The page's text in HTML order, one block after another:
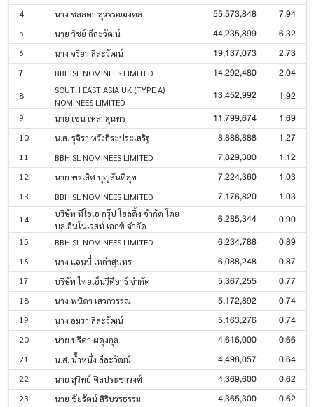
4 นาง ชลลดา สุวรรณมงคล 55,573,848 7.94
5 นาย วิชย์ ลีละวัฒน์ 44,235,899 6.32
6 นาง จริยา ลีละวัฒน์ 19,137,073 2.73
7 BBHISL NOMINEES LIMITED 14,292,480 2.04
8
SOUTH EAST ASIA UK (TYPE A)
NOMINEES LIMITED
13,452,992 1.92
9 นาย เชน เหล่าสุนทร 11,799,674 1.69
10 น.ส. รุจิรา หวังธีระประเสริฐ 8,888,888 1.27
11 BBHISL NOMINEES LIMITED 7,829,300 1.12
12 นาย พรเลิศ บุญสันติสุข 7,224,360 1.03
13 BBHISL NOMINEES LIMITED 7,176,820 1.03
14
บริษัท ทีโอเอ กรุ๊ป โฮลดิ้ง จำกัด โดย
บล.อินโนเวสท์ เอกซ์ จำกัด
6,285,344 0.90
15 BBHISL NOMINEES LIMITED 6,234,788 0.89
16 นาง แอนนี่ เหล่าสุนทร 6,088,248 0.87
17 บริษัท ไทยเอ็นวีดีอาร์ จำกัด 5,367,255 0.77
18 นาง พนิดา เสวกวรรณ 5,172,892 0.74
19 นาง อมรา ลีละวัฒน์ 5,163,276 0.74
20 นาย ปรีดา ผดุงกุล 4,616,000 0.66
21 น.ส. น้ำหนึ่ง ลีละวัฒน์ 4,498,057 0.64
22 นาย สุวิทย์ ศีลประชาวงศ์ 4,369,600 0.62
23 นาย ชัยรัตน์ สิริบวรธรรม 4,365,300 0.62